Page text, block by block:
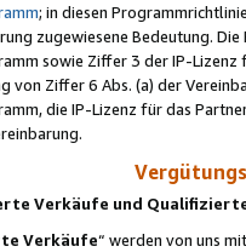
; in diesen
zugewiesene Bedeutung.
sowie Ziffer 3 der IP-
von Ziffer 6 Abs. (a) der
die IP-Lizenz für das
Verkäufe und
Verkäufe“ werden von uns